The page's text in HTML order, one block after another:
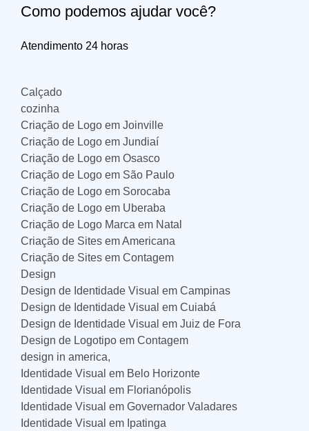
Como podemos ajudar você?
Atendimento 24 horas
Calçado
cozinha
Criação de Logo em Joinville
Criação de Logo em Jundiaí
Criação de Logo em Osasco
Criação de Logo em São Paulo
Criação de Logo em Sorocaba
Criação de Logo em Uberaba
Criação de Logo Marca em Natal
Criação de Sites em Americana
Criação de Sites em Contagem
Design
Design de Identidade Visual em Campinas
Design de Identidade Visual em Cuiabá
Design de Identidade Visual em Juiz de Fora
Design de Logotipo em Contagem
design in america,
Identidade Visual em Belo Horizonte
Identidade Visual em Florianópolis
Identidade Visual em Governador Valadares
Identidade Visual em Ipatinga